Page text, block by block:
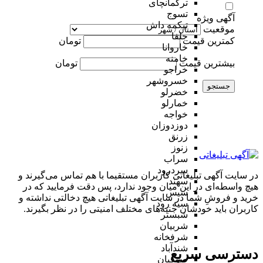
ترکمانچای
تسوج
تیکمه داش
جلفا
خاروانا
خامنه
خراجو
خسروشهر
خضرلو
خمارلو
خواجه
دوزدوزان
زرنق
زنوز
سراب
سردرود
سهند
سیس
سیه رود
شبستر
شربیان
شرفخانه
شندآباد
صوفیان
آگهی ویژه
موقعیت
کمترین قیمت
تومان
بیشترین قیمت تومان
جستجو
در سایت آگهی تبلیغاتی کاربران مستقیما با هم تماس می‌گیرند و
هیچ واسطه‌ای در این میان وجود ندارد، پس دقت فرمایید که در
خرید و فروشِ شما در سایت آگهی تبلیغاتی هیچ دخالتی نداشته و
کاربران باید خودشان جنبه‌های مختلف امنیتی را در نظر بگیرند.
دسترسی سریع